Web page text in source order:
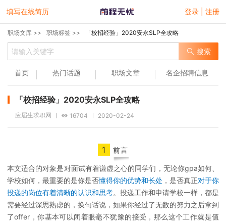
填写在线简历 登录 | 注册
职场文库 >> 职场标签 >> 「校招经验」2020安永SLP全攻略
搜索
首页 热门话题 职场文章 名企招聘信息
「校招经验」2020安永SLP全攻略
应届生求职网 16704 2020-02-24
1 前言
本文适合的对象是对面试有着谦虚之心的同学们，无论你gpa如何、
学校如何，最重要的是你是否懂得你的优势和长处 ，是否真正对于你
投递的岗位有着清晰的认识和思考。投递工作和申请学校一样，都是
需要经过深思熟虑的，换句话说，如果你经过了无数的努力之后拿到
了offer，你基本可以闭着眼毫不犹豫的接受，那么这个工作就是值